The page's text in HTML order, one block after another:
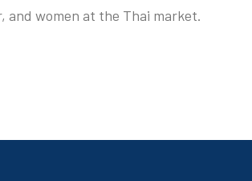
and women at the Thai market.